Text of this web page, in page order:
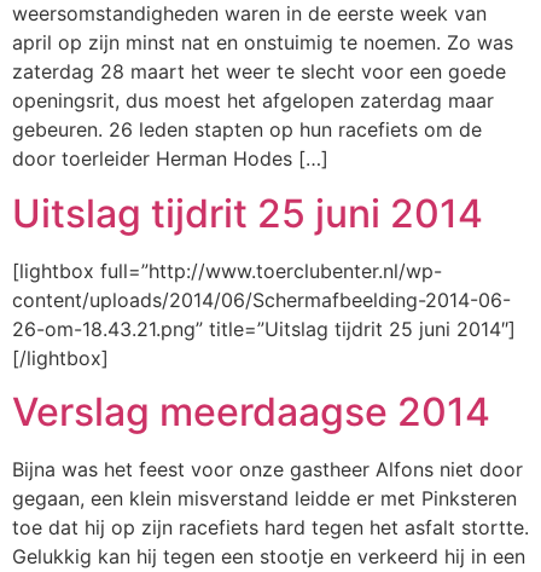
weersomstandigheden waren in de eerste week van
april op zijn minst nat en onstuimig te noemen. Zo was
zaterdag 28 maart het weer te slecht voor een goede
openingsrit, dus moest het afgelopen zaterdag maar
gebeuren. 26 leden stapten op hun racefiets om de
door toerleider Herman Hodes […]
Uitslag tijdrit 25 juni 2014
[lightbox full=”http://www.toerclubenter.nl/wp-
content/uploads/2014/06/Schermafbeelding-2014-06-
26-om-18.43.21.png” title=”Uitslag tijdrit 25 juni 2014″]
[/lightbox]
Verslag meerdaagse 2014
Bijna was het feest voor onze gastheer Alfons niet door
gegaan, een klein misverstand leidde er met Pinksteren
toe dat hij op zijn racefiets hard tegen het asfalt stortte.
Gelukkig kan hij tegen een stootje en verkeerd hij in een